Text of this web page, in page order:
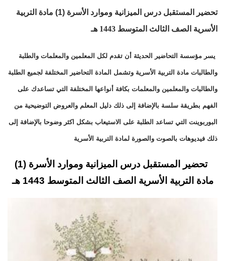
تحضير المستقبل درس الميزانية وموارد الأسرة (1)
مادة التربية
الأسرية الصف الثالث المتوسط 1443 هـ
يسر مؤسسة التحاضير الحديثة أن تقدم لكل المعلمين والمعلمات والطلبة
والطالبات مادة التربية الأسرية وتشمل المادة التحاضير المختلفة لجميع الطلبة
والطالبات والمعلمين والمعلمات بكافة أنواعها المختلفة التي تساعدك على
الفهم بطريقة سلسة بالإضافة إلى ذلك دليل المعلم والعروض التوضيحية من
البوربوينت التي تساعد الطلبة على الاستيعاب بشكل اكثر وضوحا بالإضافة إلى
ذلك فيديوهات بالصوت والصورة لمادة التربية الأسرية
تحضير المستقبل درس الميزانية وموارد الأسرة (1)
مادة التربية الأسرية الصف الثالث المتوسط 1443 هـ